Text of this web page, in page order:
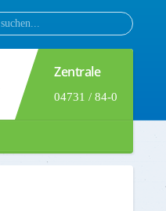
Zentrale
04731 / 84-0